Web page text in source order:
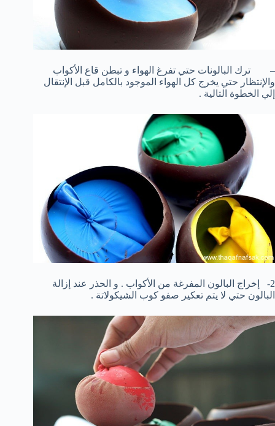
– ترك البالونات حتي تفرغ الهواء و تبطن قاع الأكواب
والإنتظار حتي يخرج كل الهواء الموجود بالكامل قبل الإنتقال
إلي الخطوة التالية .
2- إخراج البالون المفرغة من الأكواب . و الحذر عند إزالة
البالون حتي لا يتم تعكير صفو كوب الشيكولاتة .